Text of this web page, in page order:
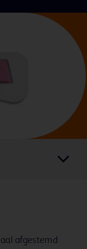
afgestemd